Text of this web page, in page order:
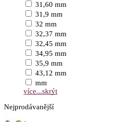
31,60 mm
31,9 mm
32 mm
32,37 mm
32,45 mm
34,95 mm
35,9 mm
43,12 mm
mm
více...skrýt
Nejprodávanější